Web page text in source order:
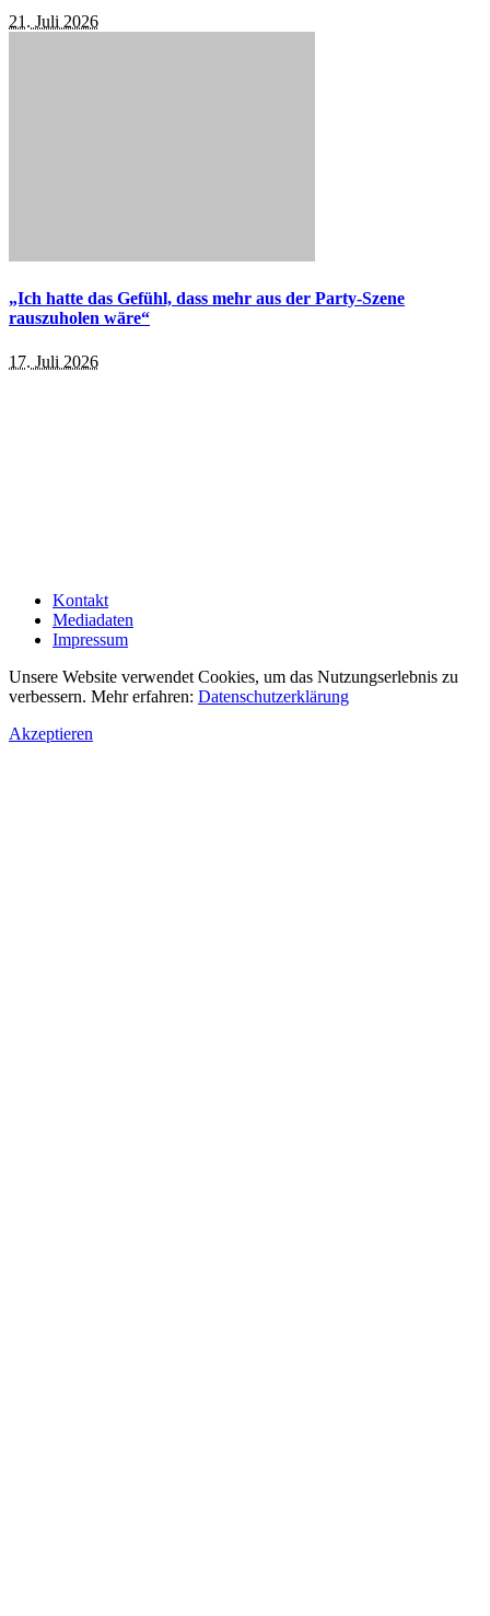
21. Juli 2026
„Ich hatte das Gefühl, dass mehr aus der Party-Szene
rauszuholen wäre“
17. Juli 2026
Kontakt
Mediadaten
Impressum
Unsere Website verwendet Cookies, um das Nutzungserlebnis zu
verbessern. Mehr erfahren: Datenschutzerklärung
Akzeptieren